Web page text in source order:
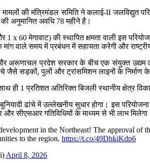
मामलों की मंत्रिमंडल समिति ने कलाई-II
अनुमानित अवधि 78 महीने है।
1 x 60 मेगावाट) की स्थापित क्षमता वाली इस
मांग वाले समय में प्रबंधन में सहायता करेगी और
अरूणाचल प्रदेश सरकार के बीच एक संयुक्त उद्यम
जैसे सड़कों, पुलों और ट्रांसमिशन लाइनों के निर्माण
ही 1 प्रतिशत अतिरिक्त बिजली स्थानीय क्षेत्र
ढांचे में उल्लेखनीय सुधार होगा। इस
सीएसआर गतिविधियों के माध्यम से भी लाभ
in the Northeast! The approval
to the region. https://t.co/49DhkiKdp6
April 8, 2026